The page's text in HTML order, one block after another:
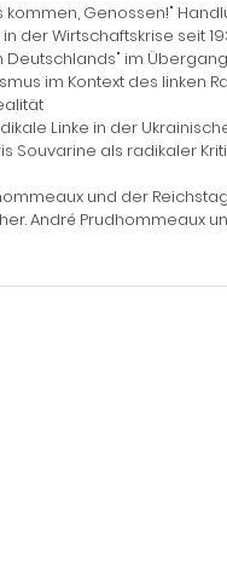
Genossen!"
der Wirtschaftskrise seit
im
im Kontext des linken
Linke in der
Souvarine als radikaler
und der
André Prudhommeaux